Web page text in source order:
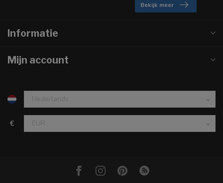
Bekijk meer
Informatie
Mijn account
€